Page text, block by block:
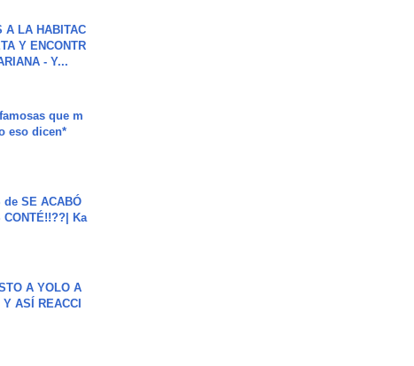
A LA HABITAC
Y ENCONTR
- Y...
que m
eso dicen*
de SE ACABÓ
CONTÉ!!??| Ka
A YOLO A
ASÍ REACCI